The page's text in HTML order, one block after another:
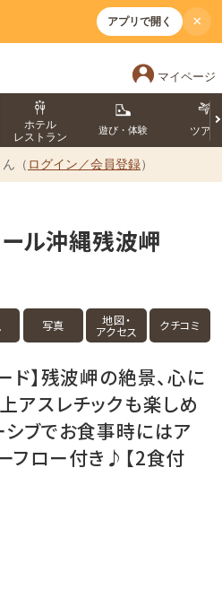
アプリで開く ×
マイページ
ホテル
レストラン
遊び・体験 ツアー
（ ログイン／会員登録）
ル沖縄残波岬
写真 地図・
アクセス クチコミ
ド】残波岬の絶景、心に
アスレチックも楽しめ
シブでお食事時にはア
フロー付き♪【2食付